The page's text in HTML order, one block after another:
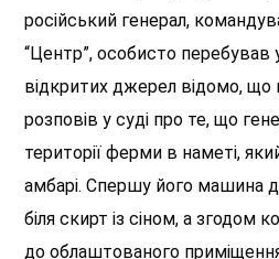
російський генерал,
“Центр”, особисто перебував
відкритих джерел відомо,
розповів у суді про те, що
території ферми в наметі,
амбарі. Спершу його машина
біля скирт із сіном, а згодом
до облаштованого